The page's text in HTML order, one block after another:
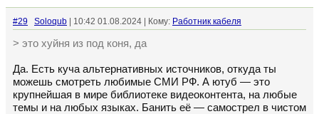
#29 Soloqub | 10:42 01.08.2024 | Кому: Работник кабеля
> это хуйня из под коня, да
Да. Есть куча альтернативных источников, откуда ты
можешь смотреть любимые СМИ РФ. А ютуб — это
крупнейшая в мире библиотеке видеоконтента, на любые
темы и на любых языках. Банить её — самострел в чистом